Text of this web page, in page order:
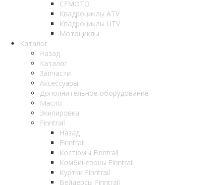
CFMOTO
Квадроциклы ATV
Квадроциклы UTV
Мотоциклы
Каталог
Назад
Каталог
Запчасти
Аксессуары
Дополнительное оборудование
Масло
Экипировка
Finntrail
Назад
Finntrail
Костюмы Finntrail
Комбинезоны Finntrail
Куртки Finntrail
Вейдерсы Finntrail